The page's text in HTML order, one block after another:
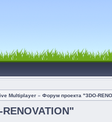
Multiplayer » Форум проекта "3DO-